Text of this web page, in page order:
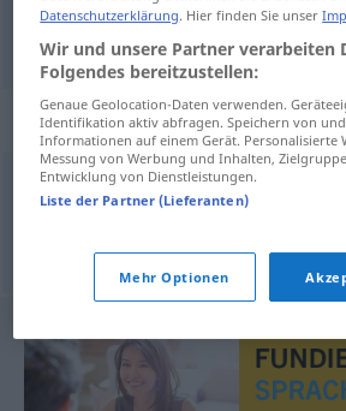
Synonyme für
Weißbier (bair., österr.),Weiße
© OpenThesaurus.de
Datenschutzerklärung. Hier finden Sie unser
Wir und unsere Partner verarbeiten
Folgendes bereitzustellen:
Genaue Geolocation-Daten verwenden.
Identifikation aktiv abfragen. Speichern von
Informationen auf einem Gerät. Personalisierte
Messung von Werbung und Inhalten,
Entwicklung von Dienstleistungen.
Liste der Partner (Lieferanten)
Mehr Optionen